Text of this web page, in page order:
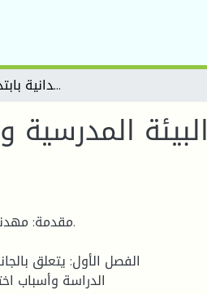
البيئة المدرسية وعلاقتها بتنمية الإبداع لدى التلاميذ -دراسة ميدانية بابتدائيات بلدية ونوغة
البيئة المدرسية
مقدمة:
الفصل الأول: يتعلق
الدراسة وأسباب